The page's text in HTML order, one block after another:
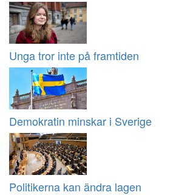
Unga tror inte på framtiden
Demokratin minskar i Sverige
Politikerna kan ändra lagen